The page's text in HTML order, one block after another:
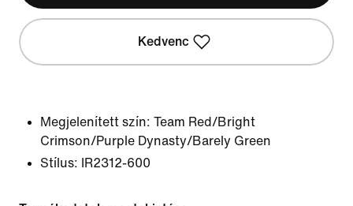
Kedvenc
Megjelenített szín: Team Red/Bright
Crimson/Purple Dynasty/Barely Green
Stílus:
IR2312-600